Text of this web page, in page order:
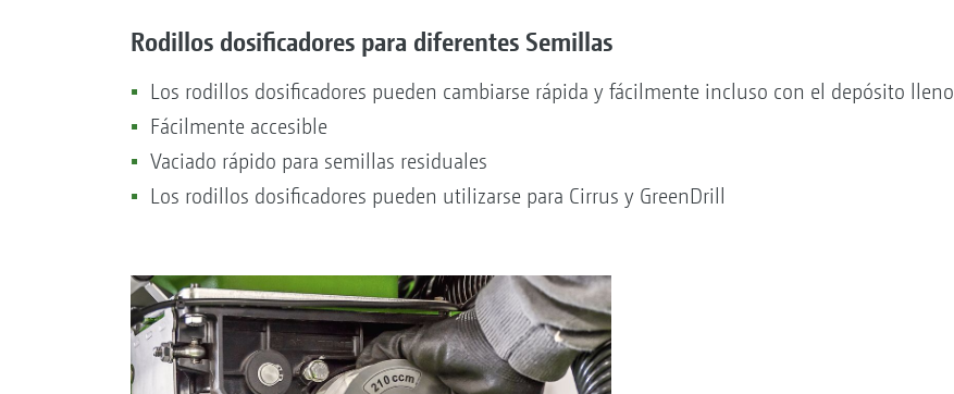
Rodillos dosificadores para diferentes Semillas
Los rodillos dosificadores pueden cambiarse rápida y fácilmente incluso con el depósito lleno
Fácilmente accesible
Vaciado rápido para semillas residuales
Los rodillos dosificadores pueden utilizarse para Cirrus y GreenDrill